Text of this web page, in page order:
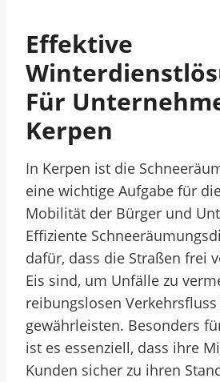
Effektive
Für
Kerpen
In Kerpen ist die
eine wichtige Aufgabe für
Mobilität der Bürger und
Effiziente
dafür, dass die Straßen frei
Eis sind, um Unfälle zu
reibungslosen Verkehrsfluss
gewährleisten. Besonders
ist es essenziell, dass ihre
Kunden sicher zu ihren